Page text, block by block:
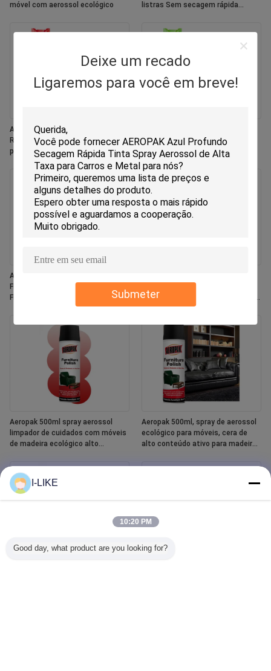
Deixe um recado
Ligaremos para você em breve!
Submeter
móvel com aerossol ecológico
listras Sem secagem rápida
personalizadas
Aeropak 330ml Aerossol Ecológico
Rose Scent Spray Ambientador
para Casa e Carro Uso Interno de
Longa Duração
Scent Use Eficaz Eliminador de
Odor Durável Eco-Friendly Pet-
Safer Child-Safer Air Freshener
Aeropak 330 ml Aerosol Fresco
Fragrância Jasmim Espray Air
Freshener
Multi-Surface Residue-Free Quick-
Dry Cleaning Spray
Aeropak 500ml spray aerossol
limpador de cuidados com móveis
de madeira ecológico alto
essencial polonês de madeira
Aeropak 500ml, spray de aerossol
ecológico para móveis, cera de
alto conteúdo ativo para madeira,
arranhões e rachaduras
I-LIKE
10:20 PM
Good day, what product are you looking for?